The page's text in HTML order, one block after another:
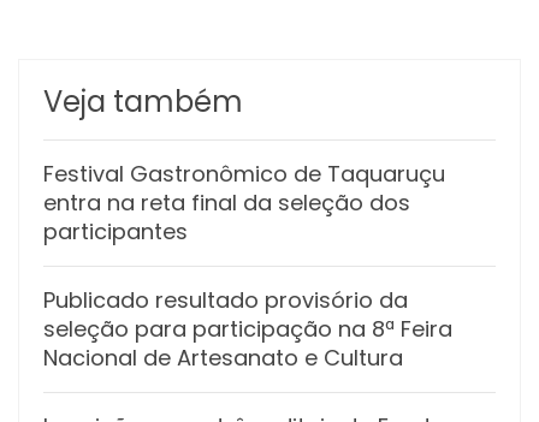
Veja também
Festival Gastronômico de Taquaruçu
entra na reta final da seleção dos
participantes
Publicado resultado provisório da
seleção para participação na 8ª Feira
Nacional de Artesanato e Cultura